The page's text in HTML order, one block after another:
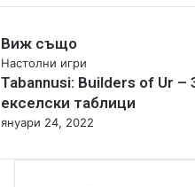
Виж също
C
l
o
s
Настолни игри
Tabannusi: Builders of Ur –
екселски таблици
януари 24, 2022